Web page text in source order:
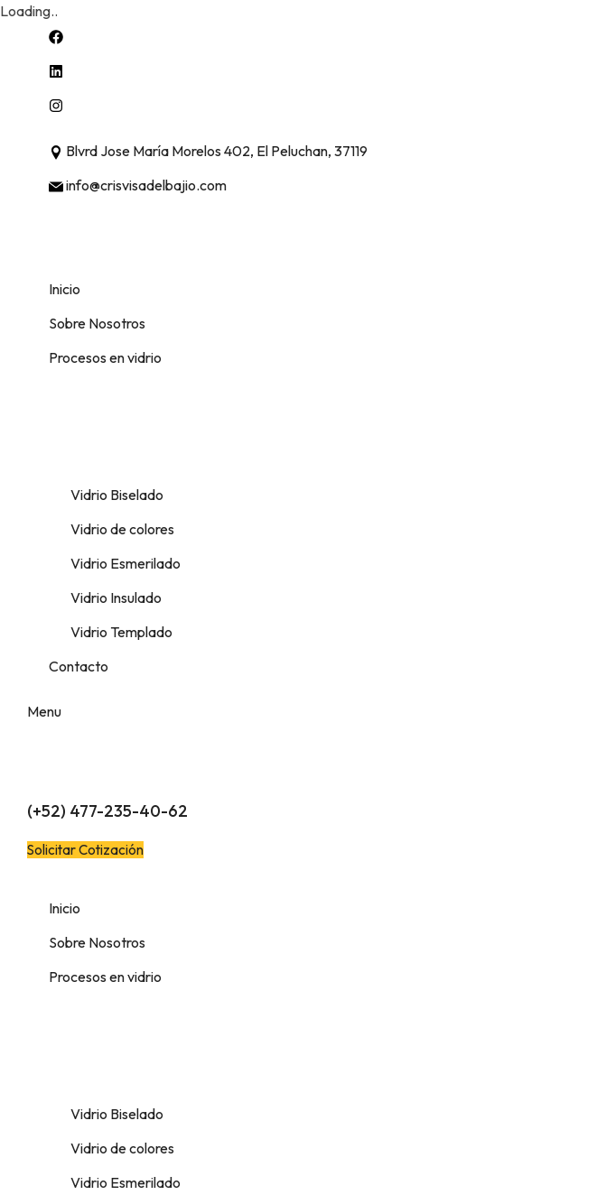
Loading..
Blvrd Jose María Morelos 402, El Peluchan, 37119
info@crisvisadelbajio.com
Inicio
Sobre Nosotros
Procesos en vidrio
Vidrio Biselado
Vidrio de colores
Vidrio Esmerilado
Vidrio Insulado
Vidrio Templado
Contacto
Menu
(+52) 477-235-40-62
Solicitar Cotización
Inicio
Sobre Nosotros
Procesos en vidrio
Vidrio Biselado
Vidrio de colores
Vidrio Esmerilado